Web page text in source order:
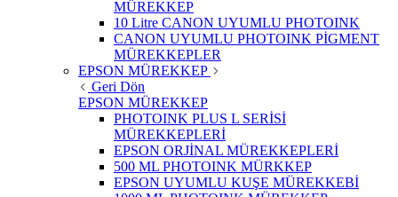
MÜREKKEP
10 Litre CANON UYUMLU PHOTOINK
CANON UYUMLU PHOTOINK PİGMENT
MÜREKKEPLER
EPSON MÜREKKEP
Geri Dön
EPSON MÜREKKEP
PHOTOINK PLUS L SERİSİ
MÜREKKEPLERİ
EPSON ORJİNAL MÜREKKEPLERİ
500 ML PHOTOINK MÜRKKEP
EPSON UYUMLU KUŞE MÜREKKEBİ